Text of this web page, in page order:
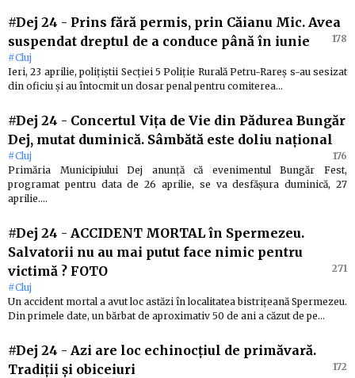
#Dej 24 - Prins fără permis, prin Căianu Mic. Avea
suspendat dreptul de a conduce până în iunie
178
#Cluj
Ieri, 23 aprilie, polițiștii Secției 5 Poliție Rurală Petru-Rareș s-au sesizat
din oficiu și au întocmit un dosar penal pentru comiterea…
#Dej 24 - Concertul Vița de Vie din Pădurea Bungăr
Dej, mutat duminică. Sâmbătă este doliu național
176
#Cluj
Primăria Municipiului Dej anunță că evenimentul Bungăr Fest,
programat pentru data de 26 aprilie, se va desfășura duminică, 27
aprilie.…
#Dej 24 - ACCIDENT MORTAL în Spermezeu.
Salvatorii nu au mai putut face nimic pentru
victimă ? FOTO
271
#Cluj
Un accident mortal a avut loc astăzi în localitatea bistrițeană Spermezeu.
Din primele date, un bărbat de aproximativ 50 de ani a căzut de pe…
#Dej 24 - Azi are loc echinocțiul de primăvară.
Tradiții și obiceiuri
172